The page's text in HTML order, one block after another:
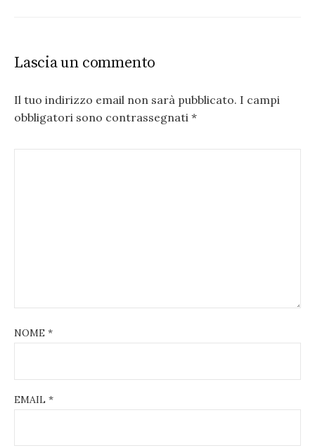
Lascia un commento
Il tuo indirizzo email non sarà pubblicato. I campi
obbligatori sono contrassegnati *
NOME *
EMAIL *